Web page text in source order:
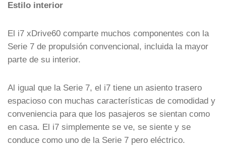
Estilo interior
El i7 xDrive60 comparte muchos componentes con la
Serie 7 de propulsión convencional, incluida la mayor
parte de su interior.
Al igual que la Serie 7, el i7 tiene un asiento trasero
espacioso con muchas características de comodidad y
conveniencia para que los pasajeros se sientan como
en casa. El i7 simplemente se ve, se siente y se
conduce como uno de la Serie 7 pero eléctrico.